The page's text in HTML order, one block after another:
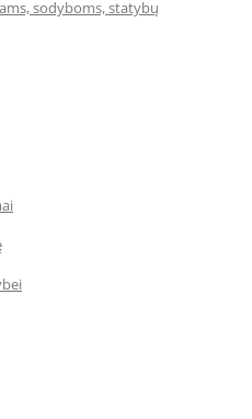
sodyboms, statybų